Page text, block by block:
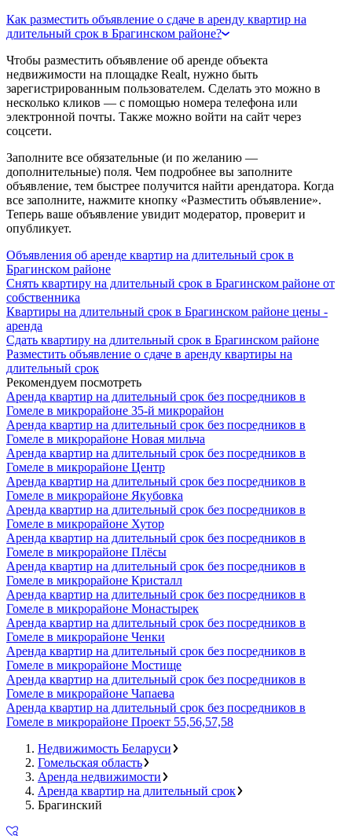
Как разместить объявление о сдаче в аренду квартир на
длительный срок в Брагинском районе?
Чтобы разместить объявление об аренде объекта
недвижимости на площадке Realt, нужно быть
зарегистрированным пользователем. Сделать это можно в
несколько кликов — с помощью номера телефона или
электронной почты. Также можно войти на сайт через
соцсети.
Заполните все обязательные (и по желанию —
дополнительные) поля. Чем подробнее вы заполните
объявление, тем быстрее получится найти арендатора. Когда
все заполните, нажмите кнопку «Разместить объявление».
Теперь ваше объявление увидит модератор, проверит и
опубликует.
Объявления об аренде квартир на длительный срок в
Брагинском районе
Снять квартиру на длительный срок в Брагинском районе от
собственника
Квартиры на длительный срок в Брагинском районе цены -
аренда
Сдать квартиру на длительный срок в Брагинском районе
Разместить объявление о сдаче в аренду квартиры на
длительный срок
Рекомендуем посмотреть
Аренда квартир на длительный срок без посредников в
Гомеле в микрорайоне 35-й микрорайон
Аренда квартир на длительный срок без посредников в
Гомеле в микрорайоне Новая мильча
Аренда квартир на длительный срок без посредников в
Гомеле в микрорайоне Центр
Аренда квартир на длительный срок без посредников в
Гомеле в микрорайоне Якубовка
Аренда квартир на длительный срок без посредников в
Гомеле в микрорайоне Хутор
Аренда квартир на длительный срок без посредников в
Гомеле в микрорайоне Плёсы
Аренда квартир на длительный срок без посредников в
Гомеле в микрорайоне Кристалл
Аренда квартир на длительный срок без посредников в
Гомеле в микрорайоне Монастырек
Аренда квартир на длительный срок без посредников в
Гомеле в микрорайоне Ченки
Аренда квартир на длительный срок без посредников в
Гомеле в микрорайоне Мостище
Аренда квартир на длительный срок без посредников в
Гомеле в микрорайоне Чапаева
Аренда квартир на длительный срок без посредников в
Гомеле в микрорайоне Проект 55,56,57,58
Недвижимость Беларуси
Гомельская область
Аренда недвижимости
Аренда квартир на длительный срок
Брагинский